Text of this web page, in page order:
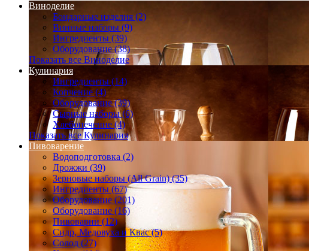
Виноделие
Бондарные изделия (2)
Винные наборы (9)
Ингредиенты (39)
Оборудование (38)
Показать все Виноделие
Кулинария
Ингредиенты (14)
Копчение (4)
Оборудование (39)
Сырные наборы (6)
Хлебопечение (4)
Показать все Кулинария
Пивоварение
Водоподготовка (2)
Дрожжи (39)
Зерновые наборы (All Grain) (35)
Ингредиенты (67)
Оборудование (201)
Оборудование (16)
Пивоварни (12)
Сидр, Медовуха и Квас (5)
Солод (27)